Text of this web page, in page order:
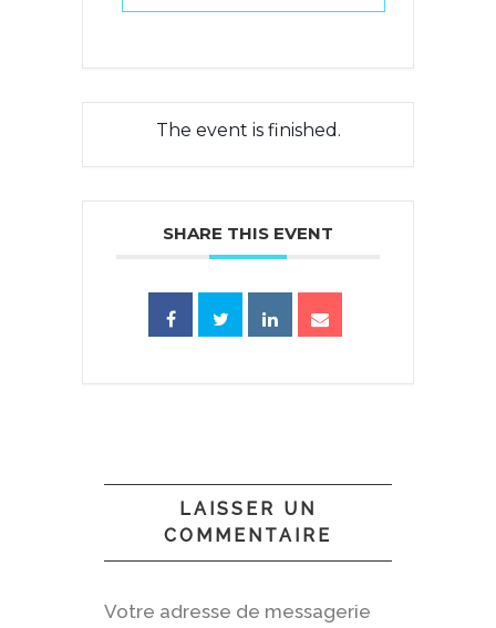
The event is finished.
SHARE THIS EVENT
LAISSER UN
COMMENTAIRE
Votre adresse de messagerie